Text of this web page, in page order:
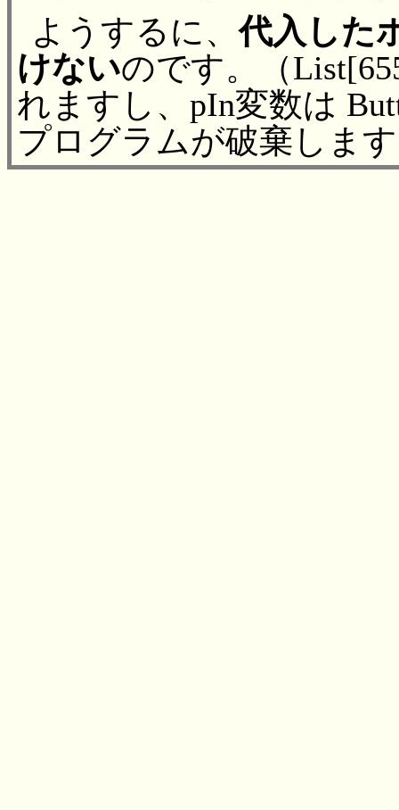
ようするに、代入した
けないのです。（
れますし、pIn変数は
プログラムが破棄しま